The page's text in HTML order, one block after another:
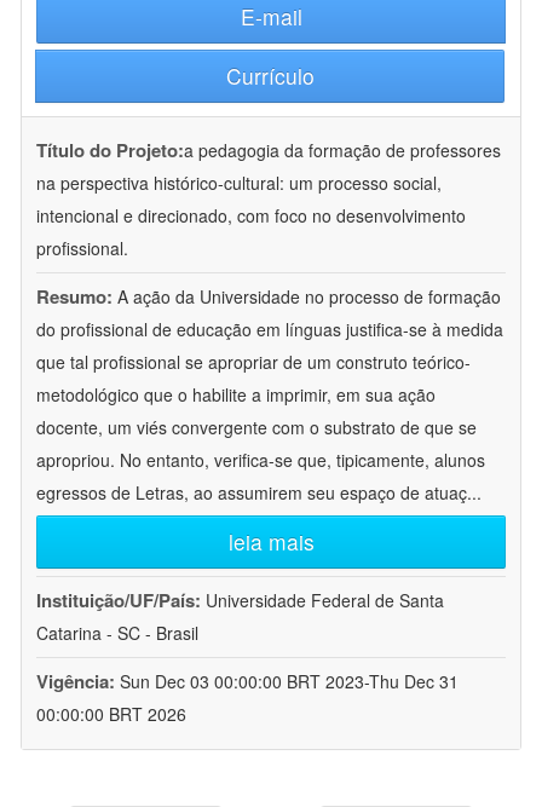
E-mail
Currículo
Título do Projeto:a pedagogia da formação de professores
na perspectiva histórico-cultural: um processo social,
intencional e direcionado, com foco no desenvolvimento
profissional.
Resumo: A ação da Universidade no processo de formação
do profissional de educação em línguas justifica-se à medida
que tal profissional se apropriar de um construto teórico-
metodológico que o habilite a imprimir, em sua ação
docente, um viés convergente com o substrato de que se
apropriou. No entanto, verifica-se que, tipicamente, alunos
egressos de Letras, ao assumirem seu espaço de atuaç...
leia mais
Instituição/UF/País: Universidade Federal de Santa
Catarina - SC - Brasil
Vigência: Sun Dec 03 00:00:00 BRT 2023-Thu Dec 31
00:00:00 BRT 2026